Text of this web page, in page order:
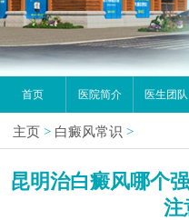
首页 医院简介 医生团队
主页 > 白癜风常识 >
昆明治白癜风哪个
注